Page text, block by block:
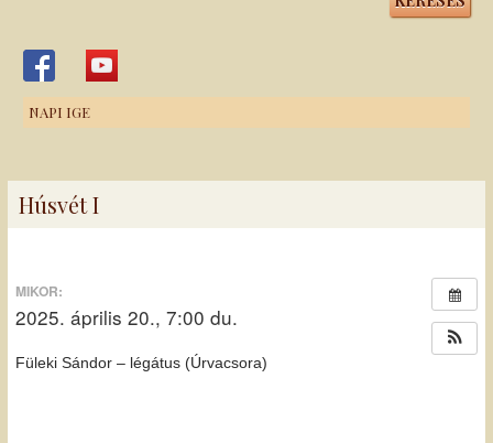
NAPI IGE
Húsvét I
MIKOR:
2025. április 20., 7:00 du.
Füleki Sándor – légátus (Úrvacsora)